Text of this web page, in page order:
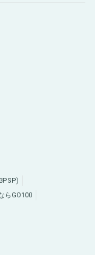
らGO100